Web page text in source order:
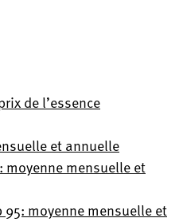
de l’essence
et annuelle
moyenne mensuelle et
95: moyenne mensuelle et